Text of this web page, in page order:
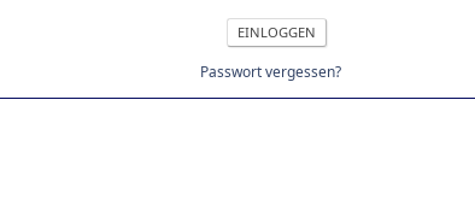
Passwort vergessen?